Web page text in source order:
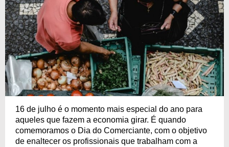
16 de julho é o momento mais especial do ano para
aqueles que fazem a economia girar. É quando
comemoramos o Dia do Comerciante, com o objetivo
de enaltecer os profissionais que trabalham com a